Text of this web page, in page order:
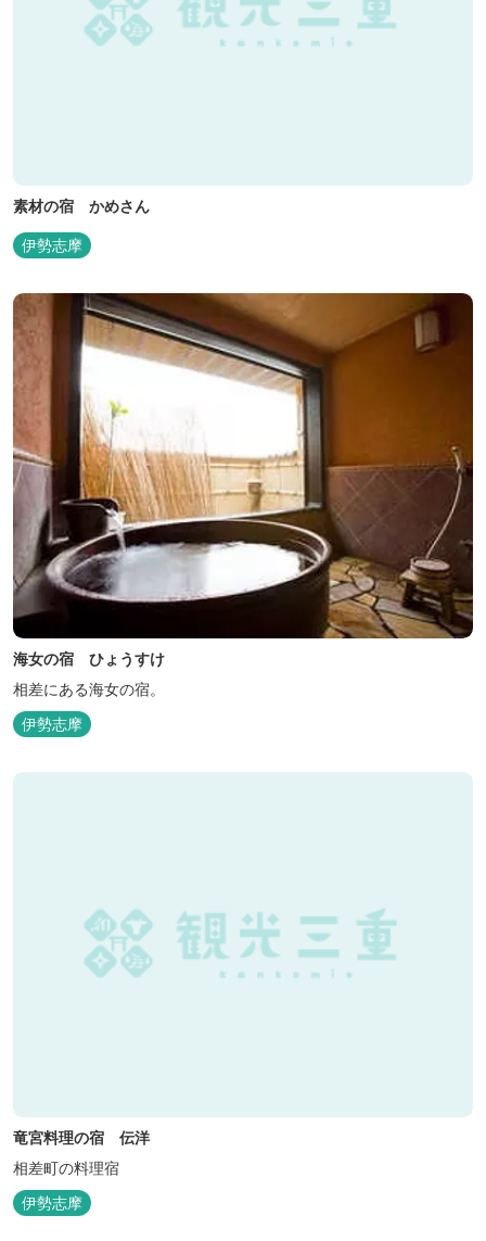
素材の宿 かめさん
伊勢志摩
海女の宿 ひょうすけ
相差にある海女の宿。
伊勢志摩
竜宮料理の宿 伝洋
相差町の料理宿
伊勢志摩